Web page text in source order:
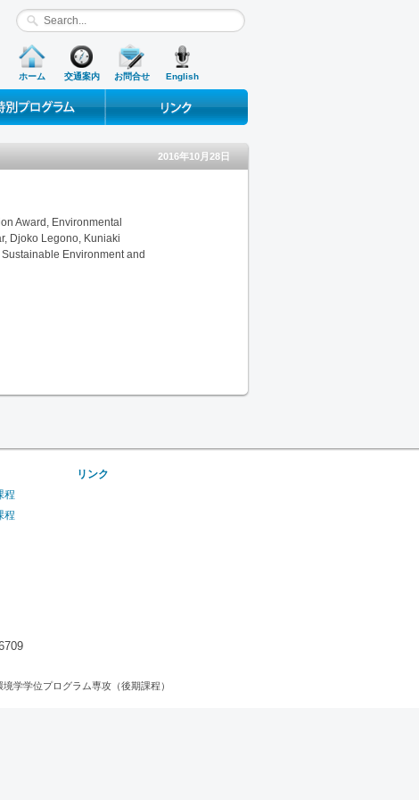
ホーム 交通案内 お問合せ English
2016年10月28日
Award, Environmental
Djoko Legono, Kuniaki
Environment and
程
程
リンク
学学位プログラム専攻（後期課程）